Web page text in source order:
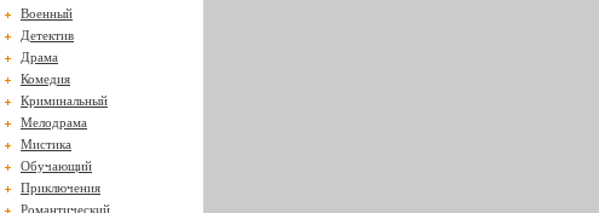
Военный
Детектив
Драма
Комедия
Криминальный
Мелодрама
Мистика
Обучающий
Приключения
Романтический